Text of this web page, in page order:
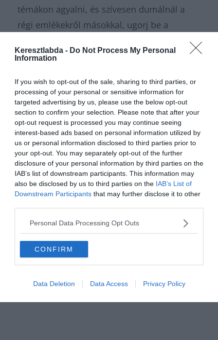
Keresztlabda - Do Not Process My Personal
Information
If you wish to opt-out of the sale, sharing to third parties, or
processing of your personal or sensitive information for
targeted advertising by us, please use the below opt-out
section to confirm your selection. Please note that after your
opt-out request is processed you may continue seeing
interest-based ads based on personal information utilized by
us or personal information disclosed to third parties prior to
your opt-out. You may separately opt-out of the further
disclosure of your personal information by third parties on the
IAB’s list of downstream participants. This information may
also be disclosed by us to third parties on the IAB’s List of
Downstream Participants that may further disclose it to other
Personal Data Processing Opt Outs
CONFIRM
Data Deletion Data Access Privacy Policy
témákon agyalni, és szívesen dumálnál a
régi emlékekről másokkal, ugorj be a
! Odabent
egy nagyszerű közösség vár, és minden
Ha pedig rögtön pörgetnéd tovább a
kérdéseket, atudáspróba rovatunkban
rengeteg tesztet találsz. Ha inkább pihennél
egy kicsit a sok virtuális főzés után, a
Keresztlabda YouTube csatornájais nyitva
áll előtted egy kis videózásra.